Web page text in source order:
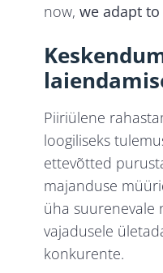
now,we adapt
Piiriülene
loogiliseks
ettevõtted
majanduse
üha suurenevale
vajadusele
konkurente.